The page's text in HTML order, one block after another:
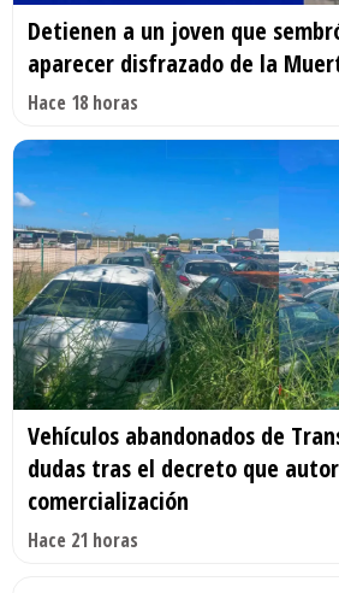
Detienen a un joven que
aparecer disfrazado de la
Hace 18 horas
Vehículos abandonados de
dudas tras el decreto que
comercialización
Hace 21 horas